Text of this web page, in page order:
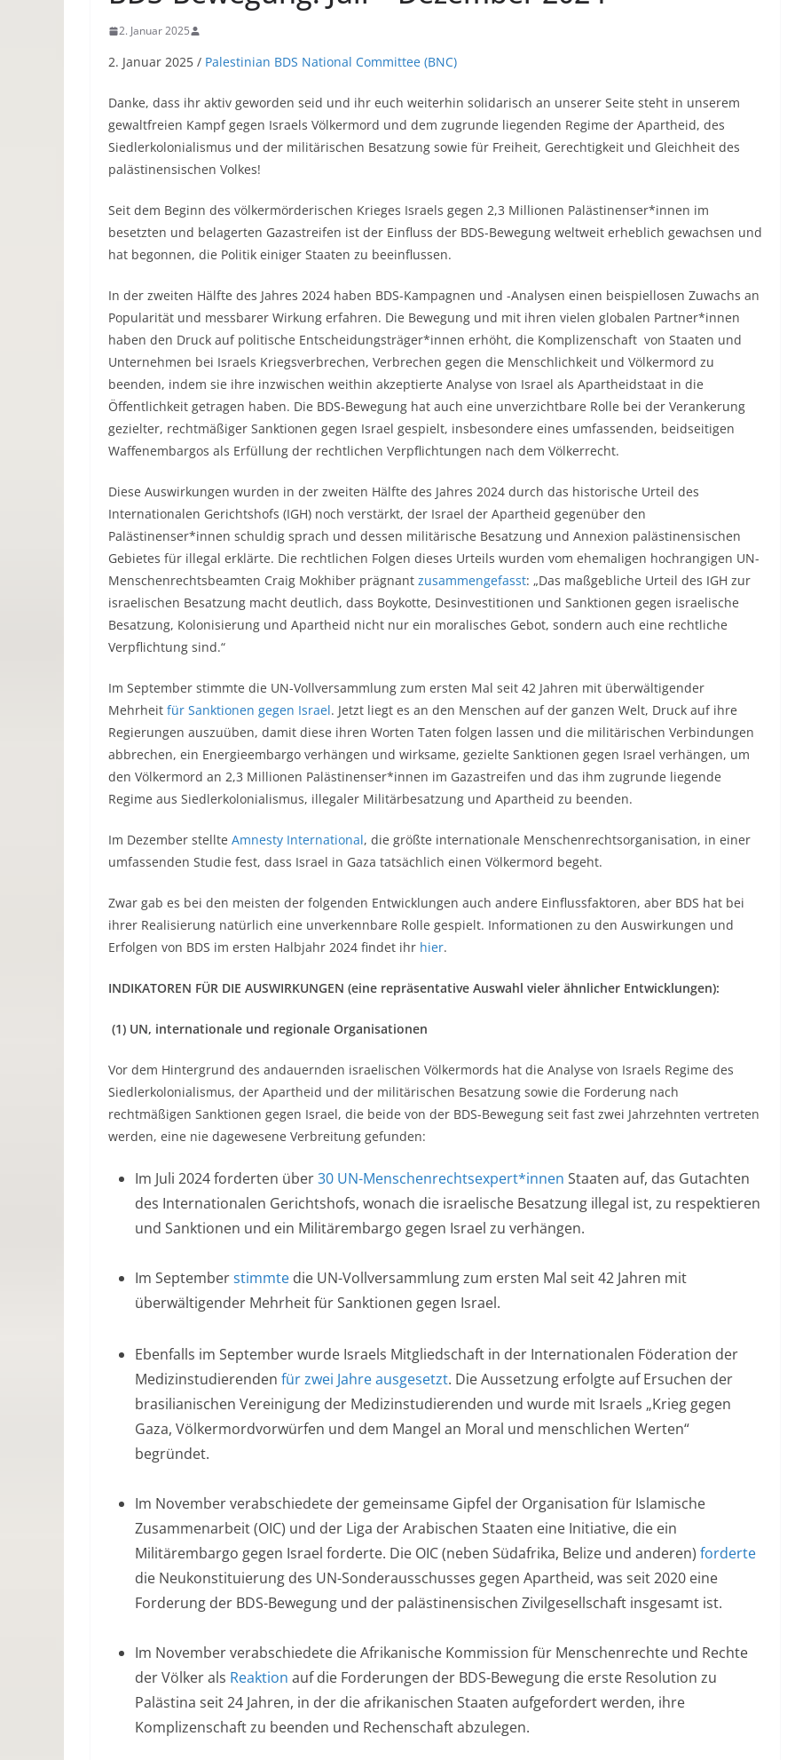
2. Januar 2025
2. Januar 2025 / Palestinian BDS National Committee (BNC)
Danke, dass ihr aktiv geworden seid und ihr euch weiterhin solidarisch an unserer Seite steht in unserem
gewaltfreien Kampf gegen Israels Völkermord und dem zugrunde liegenden Regime der Apartheid, des
Siedlerkolonialismus und der militärischen Besatzung sowie für Freiheit, Gerechtigkeit und Gleichheit des
palästinensischen Volkes!
Seit dem Beginn des völkermörderischen Krieges Israels gegen 2,3 Millionen Palästinenser*innen im
besetzten und belagerten Gazastreifen ist der Einfluss der BDS-Bewegung weltweit erheblich gewachsen und
hat begonnen, die Politik einiger Staaten zu beeinflussen.
In der zweiten Hälfte des Jahres 2024 haben BDS-Kampagnen und -Analysen einen beispiellosen Zuwachs an
Popularität und messbarer Wirkung erfahren. Die Bewegung und mit ihren vielen globalen Partner*innen
haben den Druck auf politische Entscheidungsträger*innen erhöht, die Komplizenschaft von Staaten und
Unternehmen bei Israels Kriegsverbrechen, Verbrechen gegen die Menschlichkeit und Völkermord zu
beenden, indem sie ihre inzwischen weithin akzeptierte Analyse von Israel als Apartheidstaat in die
Öffentlichkeit getragen haben. Die BDS-Bewegung hat auch eine unverzichtbare Rolle bei der Verankerung
gezielter, rechtmäßiger Sanktionen gegen Israel gespielt, insbesondere eines umfassenden, beidseitigen
Waffenembargos als Erfüllung der rechtlichen Verpflichtungen nach dem Völkerrecht.
Diese Auswirkungen wurden in der zweiten Hälfte des Jahres 2024 durch das historische Urteil des
Internationalen Gerichtshofs (IGH) noch verstärkt, der Israel der Apartheid gegenüber den
Palästinenser*innen schuldig sprach und dessen militärische Besatzung und Annexion palästinensischen
Gebietes für illegal erklärte. Die rechtlichen Folgen dieses Urteils wurden vom ehemaligen hochrangigen UN-
Menschenrechtsbeamten Craig Mokhiber prägnant zusammengefasst: „Das maßgebliche Urteil des IGH zur
israelischen Besatzung macht deutlich, dass Boykotte, Desinvestitionen und Sanktionen gegen israelische
Besatzung, Kolonisierung und Apartheid nicht nur ein moralisches Gebot, sondern auch eine rechtliche
Verpflichtung sind.“
Im September stimmte die UN-Vollversammlung zum ersten Mal seit 42 Jahren mit überwältigender
Mehrheit für Sanktionen gegen Israel. Jetzt liegt es an den Menschen auf der ganzen Welt, Druck auf ihre
Regierungen auszuüben, damit diese ihren Worten Taten folgen lassen und die militärischen Verbindungen
abbrechen, ein Energieembargo verhängen und wirksame, gezielte Sanktionen gegen Israel verhängen, um
den Völkermord an 2,3 Millionen Palästinenser*innen im Gazastreifen und das ihm zugrunde liegende
Regime aus Siedlerkolonialismus, illegaler Militärbesatzung und Apartheid zu beenden.
Im Dezember stellte Amnesty International, die größte internationale Menschenrechtsorganisation, in einer
umfassenden Studie fest, dass Israel in Gaza tatsächlich einen Völkermord begeht.
Zwar gab es bei den meisten der folgenden Entwicklungen auch andere Einflussfaktoren, aber BDS hat bei
ihrer Realisierung natürlich eine unverkennbare Rolle gespielt. Informationen zu den Auswirkungen und
Erfolgen von BDS im ersten Halbjahr 2024 findet ihr hier.
INDIKATOREN FÜR DIE AUSWIRKUNGEN (eine repräsentative Auswahl vieler ähnlicher Entwicklungen):
(1) UN, internationale und regionale Organisationen
Vor dem Hintergrund des andauernden israelischen Völkermords hat die Analyse von Israels Regime des
Siedlerkolonialismus, der Apartheid und der militärischen Besatzung sowie die Forderung nach
rechtmäßigen Sanktionen gegen Israel, die beide von der BDS-Bewegung seit fast zwei Jahrzehnten vertreten
werden, eine nie dagewesene Verbreitung gefunden:
Im Juli 2024 forderten über30 UN-Menschenrechtsexpert*innen Staaten auf, das Gutachten
des Internationalen Gerichtshofs, wonach die israelische Besatzung illegal ist, zu respektieren
und Sanktionen und ein Militärembargo gegen Israel zu verhängen.
Im Septemberstimmte die UN-Vollversammlung zum ersten Mal seit 42 Jahren mit
überwältigender Mehrheit für Sanktionen gegen Israel.
Ebenfalls im September wurde Israels Mitgliedschaft in der Internationalen Föderation der
Medizinstudierenden für zwei Jahre ausgesetzt. Die Aussetzung erfolgte auf Ersuchen der
brasilianischen Vereinigung der Medizinstudierenden und wurde mit Israels „Krieg gegen
Gaza, Völkermordvorwürfen und dem Mangel an Moral und menschlichen Werten“
begründet.
Im November verabschiedete der gemeinsame Gipfel der Organisation für Islamische
Zusammenarbeit (OIC) und der Liga der Arabischen Staaten eine Initiative, die ein
Militärembargo gegen Israel forderte. Die OIC (neben Südafrika, Belize und anderen) forderte
die Neukonstituierung des UN-Sonderausschusses gegen Apartheid, was seit 2020 eine
Forderung der BDS-Bewegung und der palästinensischen Zivilgesellschaft insgesamt ist.
Im November verabschiedete die Afrikanische Kommission für Menschenrechte und Rechte
der Völker als Reaktion auf die Forderungen der BDS-Bewegung die erste Resolution zu
Palästina seit 24 Jahren, in der die afrikanischen Staaten aufgefordert werden, ihre
Komplizenschaft zu beenden und Rechenschaft abzulegen.